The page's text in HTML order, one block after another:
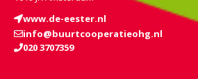
www.de-eester.nl
info@buurtcooperatieohg.nl
020 3707359